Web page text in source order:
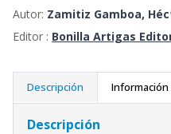
Autor: Zamitiz Gamboa,
Editor : Bonilla Artigas
Descripción Información
Descripción